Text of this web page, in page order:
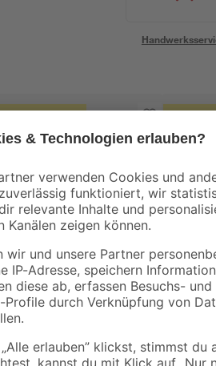
binderholz
Rahmen sägerau
2000 x 58 x 38 mm
3, 98 €
Latte
3,98